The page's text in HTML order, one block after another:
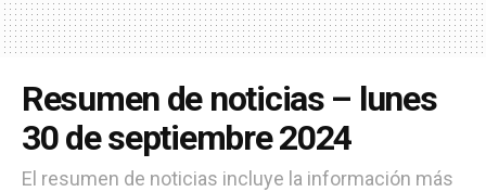
Resumen de noticias – lunes
30 de septiembre 2024
El resumen de noticias incluye la información más